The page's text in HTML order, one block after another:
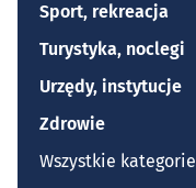
Sport, rekreacja
Turystyka, noclegi
Urzędy, instytucje
Zdrowie
Wszystkie kategorie